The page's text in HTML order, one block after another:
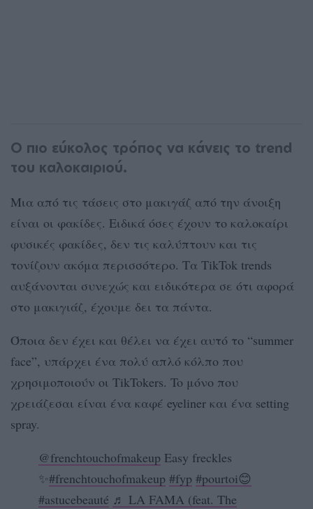
Ο πιο εύκολος τρόπος να κάνεις το trend
του καλοκαιριού.
Μια από τις τάσεις στο μακιγάζ από την άνοιξη
είναι οι φακίδες. Ειδικά όσες έχουν το καλοκαίρι
φυσικές φακίδες, δεν τις καλύπτουν και τις
τονίζουν ακόμα περισσότερο. Τα TikTok trends
αυξάνονται συνεχώς και ειδικότερα σε ότι αφορά
στο μακιγιάζ, έχουμε δει τα πάντα.
Όποια δεν έχει και θέλει να έχει αυτό το “summer
face”, υπάρχει ένα πολύ απλό κόλπο που
χρησιμοποιούν οι TikTokers. To μόνο που
χρειάζεσαι είναι ένα καφέ eyeliner και ένα setting
spray.
@frenchtouchofmakeup Easy freckles
✨#frenchtouchofmakeup #fyp #pourtoi😊
#astucebeauté ♬ LA FAMA (feat. The